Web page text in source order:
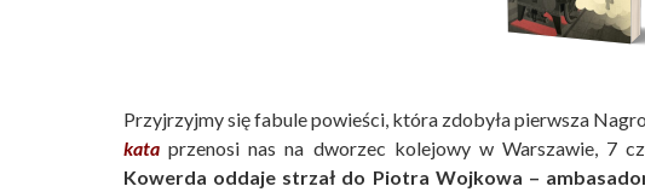
Przyjrzyjmy się fabule powieści, która zdobyła pierwsza
kata przenosi nas na dworzec kolejowy w Warszawie, 7
Kowerda oddaje strzał do Piotra Wojkowa –